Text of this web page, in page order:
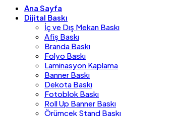
Ana Sayfa
Dijital Baskı
İç ve Dış Mekan Baskı
Afiş Baskı
Branda Baskı
Folyo Baskı
Laminasyon Kaplama
Banner Baskı
Dekota Baskı
Fotoblok Baskı
Roll Up Banner Baskı
Örümcek Stand Baskı